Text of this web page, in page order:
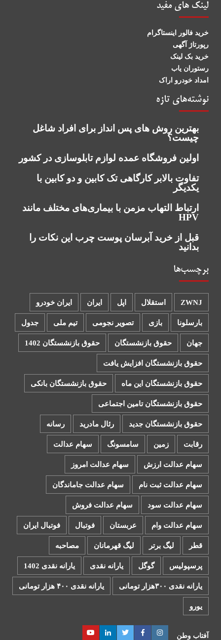
لینک های مفید
خرید فالور اینستاگرام
رپورتاژ آگهی
خرید بک لینک
رستوران یاب
امداد خودرو اراک
نوشته‌های تازه
بهترین روش‌ های پس‌ انداز برای افراد شاغل
چیست؟
اولین فروشگاه عمده لوازم تابلوسازی در کشور
تفاوت بالابر کارگاهی تک کابین و دو کابین با
یکدیگر
ارتباط التهاب مزمن با بیماری‌های مختلف مانند
HPV
قبل از خرید آبرسان پوست چرب این نکات را
بدانید
برچسب‌ها
ZWNJ استقلال اپل ایران ایران خودرو
بارسلونا بازی تصویر نجومی تیم ملی جدول
جهان حقوق بازنشستگان حقوق بازنشستگان 1402
حقوق بازنشستگان افزایش یافت
حقوق بازنشستگان این ماه حقوق بازنشستگان بانکی
حقوق بازنشستگان تامین اجتماعی
حقوق بازنشستگان جدید رئال مادرید رسانه
رقابت زمین سامسونگ سهام عدالت
سهام عدالت ارزش سهام عدالت امروز
سهام عدالت ثبت نام سهام عدالت جاماندگان
سهام عدالت سود سهام عدالت فروش
سهام عدالت وام عربستان فوتبال فوتبال ایران
قطر لیگ برتر لیگ قهرمانان مصاحبه
پرسپولیس گوگل یارانه نقدی یارانه نقدی 1402
یارانه نقدی ۳۰۰هزار تومانی یارانه نقدی ۴۰۰ هزار تومانی
یورو
آفتاب وطن اینستاگرامفیسبوک
توییتر لینکدینیوتیوب